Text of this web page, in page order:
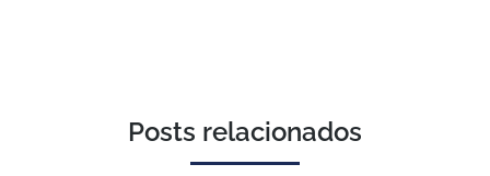
Posts relacionados